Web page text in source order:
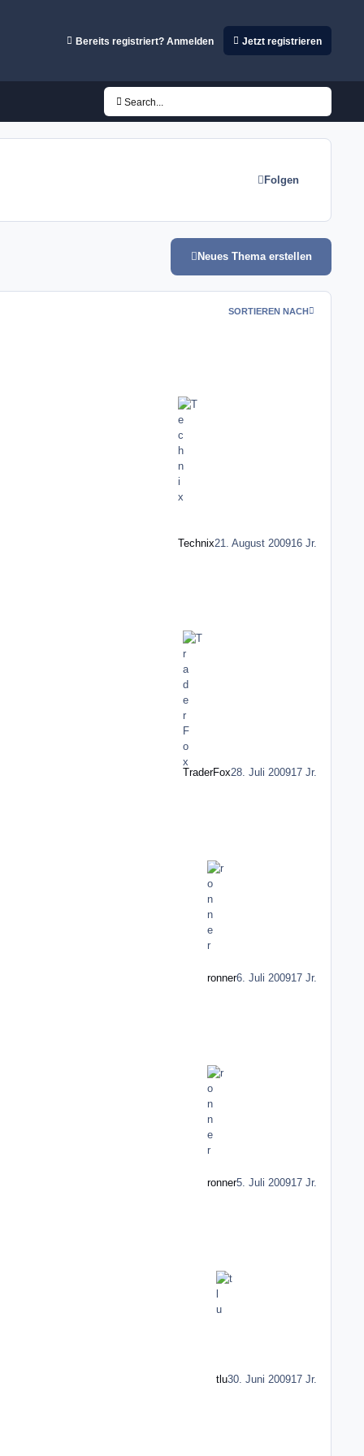
Bereits registriert? Anmelden Jetzt registrieren
Search...
Folgen
Neues Thema erstellen
SORTIEREN NACH
Technix21. August 200916 Jr.
TraderFox28. Juli 200917 Jr.
ronner6. Juli 200917 Jr.
ronner5. Juli 200917 Jr.
tlu30. Juni 200917 Jr.